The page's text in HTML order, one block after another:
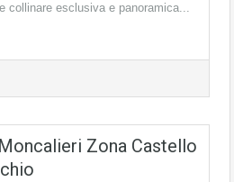
collinare esclusiva e panoramica...
Zona Castello